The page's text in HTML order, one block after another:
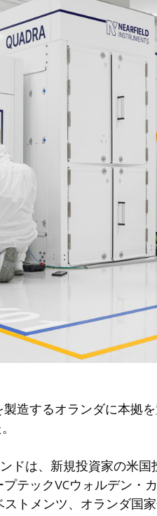
造するオランダに本拠
ドは、新規投資家の米
テックVCウォルデン・
トメンツ、オランダ国